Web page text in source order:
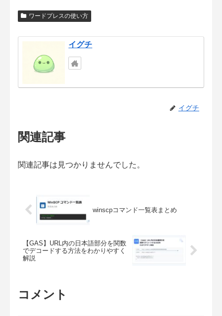
ワードプレスの使い方
イグチ
イグチ
関連記事
関連記事は見つかりませんでした。
winscpコマンド一覧表まとめ
【GAS】URL内の日本語部分を関数
でデコードする方法をわかりやすく
解説
コメント